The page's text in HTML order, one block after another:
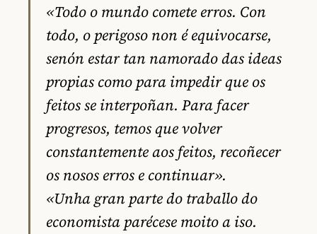
«Todo o mundo comete erros. Con
todo, o perigoso non é equivocarse,
senón estar tan namorado das ideas
propias como para impedir que os
feitos se interpoñan. Para facer
progresos, temos que volver
constantemente aos feitos, recoñecer
os nosos erros e continuar».
«Unha gran parte do traballo do
economista parécese moito a iso.